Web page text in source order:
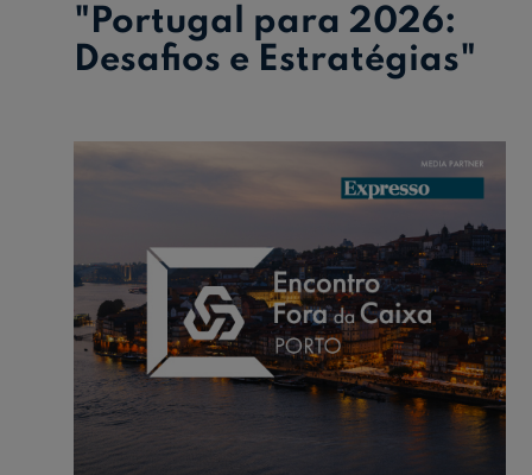
Saiba mais sobre a Chave Móvel Digital
Empresas
Ajuda Empresas
Quero ser cliente:
Aderir ao Caixadirecta Particulares
Aderir ao Caixadirecta Empresas
Links úteis:
"Portugal para 2026:
Desafios e Estratégias"